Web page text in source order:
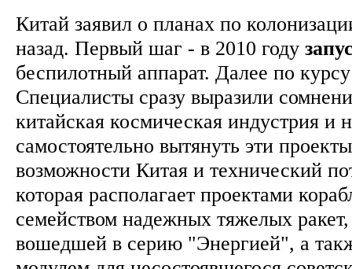
Китай заявил о планах по
назад. Первый шаг - в 2010 году
беспилотный аппарат. Далее по
Специалисты сразу выразили
китайская космическая индустрия и
самостоятельно вытянуть эти
возможности Китая и технический
которая располагает проектами
семейством надежных тяжелых
вошедшей в серию "Энергией", а